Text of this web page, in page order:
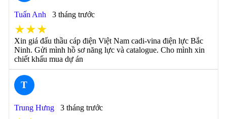
Tuấn Anh 3 tháng trước
★★★
Xin giá đấu thầu cáp điện Việt Nam cadi-vina điện lực Bắc
Ninh. Gửi mình hồ sơ năng lực và catalogue. Cho mình xin
chiết khấu mua dự án
T
Trung Hưng 3 tháng trước